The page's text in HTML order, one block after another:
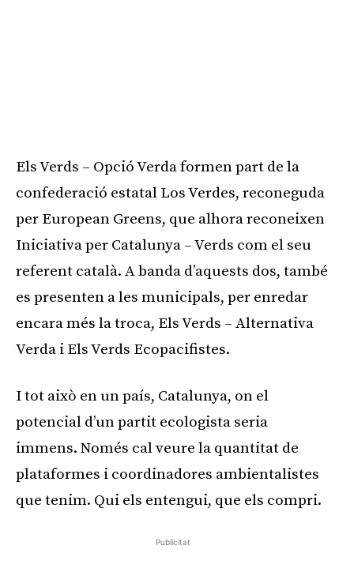
Els Verds – Opció Verda formen part de la
confederació estatal Los Verdes, reconeguda
per European Greens, que alhora reconeixen
Iniciativa per Catalunya – Verds com el seu
referent català. A banda d’aquests dos, també
es presenten a les municipals, per enredar
encara més la troca, Els Verds – Alternativa
Verda i Els Verds Ecopacifistes.
I tot això en un país, Catalunya, on el
potencial d’un partit ecologista seria
immens. Només cal veure la quantitat de
plataformes i coordinadores ambientalistes
que tenim. Qui els entengui, que els compri.
Publicitat